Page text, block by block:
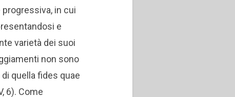
in cui
e
varietà dei suoi
non sono
quella fides quae
6). Come